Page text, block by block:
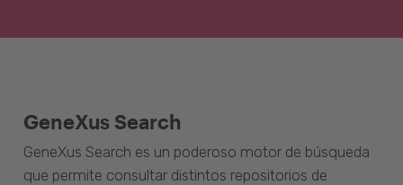
GeneXus Search
GeneXus Search es un poderoso motor de búsqueda
que permite consultar distintos repositorios de